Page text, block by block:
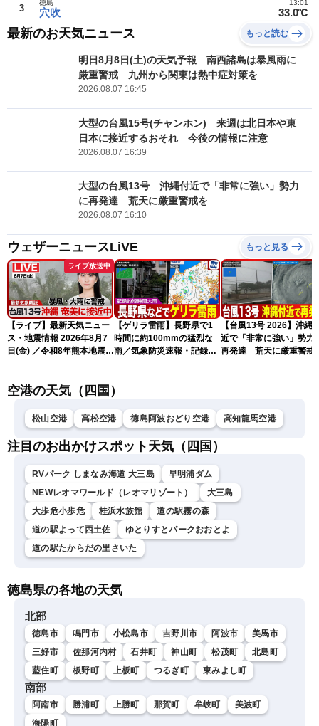
3 穴吹
徳島
33.0℃
13:01
最新のお天気ニュース もっと読む
明日8月8日(土)の天気予報 南西諸島は暴風雨に
厳重警戒 九州から関東は熱中症対策を
2026.08.07 16:45
大型の台風15号(チャンホン) 来週は北日本や東
日本に接近するおそれ 今後の情報に注意
2026.08.07 16:39
大型の台風13号 沖縄付近で「非常に強い」勢力
に再発達 荒天に厳重警戒を
2026.08.07 16:10
ウェザーニュースLiVE もっと見る
ライブ放送中
【ライブ】最新天気ニュー
ス・地震情報 2026年8月7
日(金) ／令和8年熊本地震情
ーン・駒木結衣／内藤邦
【ゲリラ雷雨】長野県で1
時間に約100mmの猛烈な
雨／気象防災速報・記録的
【台風13号 2026】沖縄
近で「非常に強い」勢力
再発達 荒天に厳重警戒
空港の天気（四国）
松山空港 高松空港 徳島阿波おどり空港 高知龍馬空港
注目のお出かけスポット天気（四国）
RVパーク しまなみ海道 大三島
早明浦ダム
NEWレオマワールド（レオマリゾート）
大三島
大歩危小歩危
桂浜水族館
道の駅霧の森
道の駅よって西土佐
ゆとりすとパークおおとよ
道の駅たからだの里さいた
徳島県の各地の天気
北部
徳島市 鳴門市 小松島市 吉野川市 阿波市
美馬市
三好市
佐那河内村 石井町 神山町 松茂町
北島町
藍住町
板野町 上板町 つるぎ町 東みよし町
南部
阿南市 勝浦町 上勝町 那賀町 牟岐町
美波町
海陽町